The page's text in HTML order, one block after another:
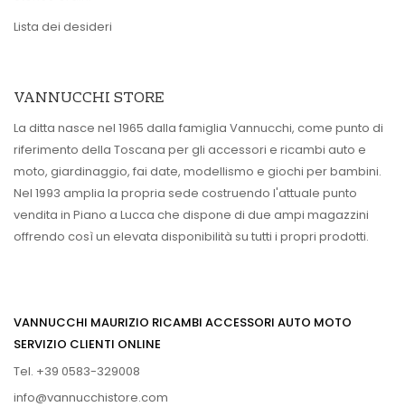
Lista dei desideri
VANNUCCHI STORE
La ditta nasce nel 1965 dalla famiglia Vannucchi, come punto di
riferimento della Toscana per gli accessori e ricambi auto e
moto, giardinaggio, fai date, modellismo e giochi per bambini.
Nel 1993 amplia la propria sede costruendo l'attuale punto
vendita in Piano a Lucca che dispone di due ampi magazzini
offrendo così un elevata disponibilità su tutti i propri prodotti.
VANNUCCHI MAURIZIO RICAMBI ACCESSORI AUTO MOTO
SERVIZIO CLIENTI ONLINE
Tel. +39 0583-329008
info@vannucchistore.com